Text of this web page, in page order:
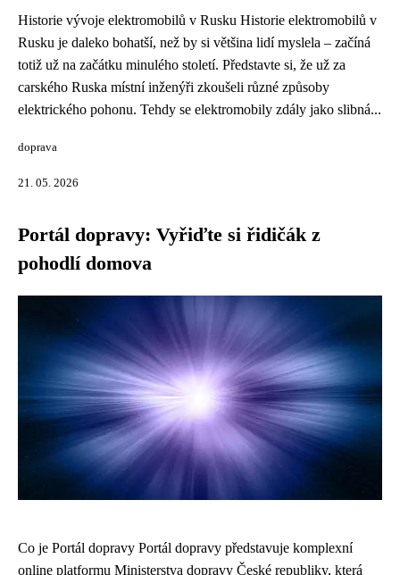
Historie vývoje elektromobilů v Rusku Historie elektromobilů v
Rusku je daleko bohatší, než by si většina lidí myslela – začíná
totiž už na začátku minulého století. Představte si, že už za
carského Ruska místní inženýři zkoušeli různé způsoby
elektrického pohonu. Tehdy se elektromobily zdály jako slibná...
doprava
21. 05. 2026
Portál dopravy: Vyřiďte si řidičák z
pohodlí domova
Co je Portál dopravy Portál dopravy představuje komplexní
online platformu Ministerstva dopravy České republiky, která